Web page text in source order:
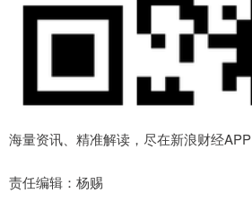
海量资讯、精准解读，尽在新浪财经APP
责任编辑：杨赐